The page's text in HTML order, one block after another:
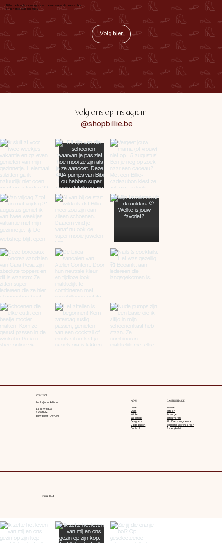
Blijf op de hoogte via Instagram van de nieuwste must-haves, acties
en een flinke dosis Billie vibes!
Volg hier
Volg ons op Instagram
@shopbillie.be
CONTACT
hallo@shopbillie.be
Lage Weg 7A
2470 Retie
BTW BE0811.494.872
MENU
Home
Over
Winkel
Webshop
Designers
Cadeaubon
Contact
KLANTENSERVICE
Bestellen
Betalen
Bezorgen
Retourneren
BILLIEver-programma
Algemene voorwaarden
Privacy beleid
© 2026 BILLIE